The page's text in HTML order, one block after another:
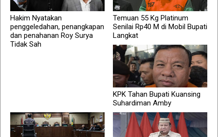
Hakim Nyatakan
penggeledahan, penangkapan
dan penahanan Roy Surya
Tidak Sah
Temuan 55 Kg Platinum
Senilai Rp40 M di Mobil Bupati
Langkat
KPK Tahan Bupati Kuansing
Suhardiman Amby